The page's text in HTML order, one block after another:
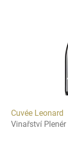
Cuvée Leonard
Vinařství Plenér